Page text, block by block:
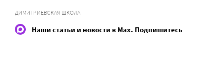
ДИМИТРИЕВСКАЯ ШКОЛА
Наши статьи и новости в Max. Подпишитесь